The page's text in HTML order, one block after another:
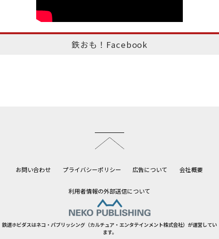
鉄おも！Facebook
お問い合わせ プライバシーポリシー 広告について 会社概要
利用者情報の外部送信について
鉄道ホビダスはネコ・パブリッシング（カルチュア・エンタテインメント株式会社）が運営してい
ます。